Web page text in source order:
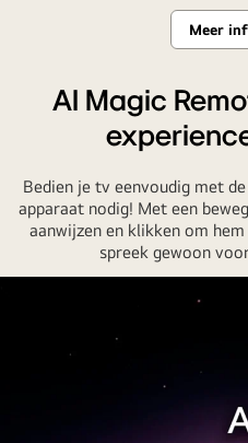
Meer
AI Magic
Bedien je tv eenvoudig met
apparaat nodig! Met een
aanwijzen en klikken om
spreek gewoon